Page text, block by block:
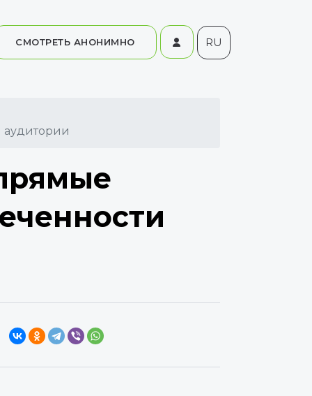
СМОТРЕТЬ АНОНИМНО RU
аудитории